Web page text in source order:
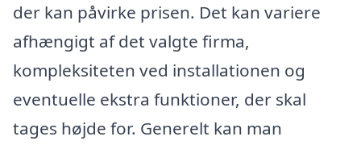
der kan påvirke prisen. Det kan variere
afhængigt af det valgte firma,
kompleksiteten ved installationen og
eventuelle ekstra funktioner, der skal
tages højde for. Generelt kan man